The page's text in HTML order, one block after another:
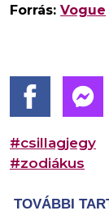
Forrás: Vogue
#csillagjegy
#zodiákus